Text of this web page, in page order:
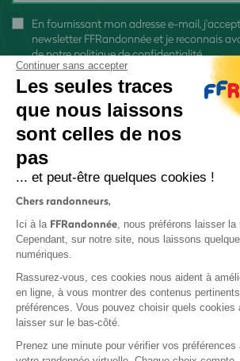
En fournissant mon adresse e-mail,
newsletter FFRandonnée et je reconnais
denotre politique de confidentialité
Protection des données
Politique de
Continuer sans accepter
Les seules traces
que nous laissons
sont celles de nos
pas
... et peut-être quelques cookies !
Chers randonneurs,
Ici à la FFRandonnée, nous préférons laisser la
Cependant, sur notre site, nous laissons
numériques.
Rassurez-vous, ces cookies nous aident à
en ligne, à vous montrer des contenus
préférences. Vous pouvez choisir quels cookies
laisser sur le bas-côté.
Prenez une minute pour vérifier vos préférences